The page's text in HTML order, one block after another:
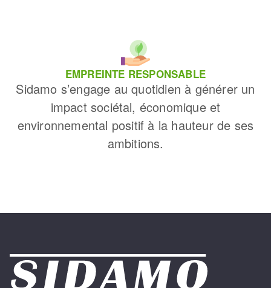
EMPREINTE RESPONSABLE
Sidamo s’engage au quotidien à générer un
impact sociétal, économique et
environnemental positif à la hauteur de ses
ambitions.